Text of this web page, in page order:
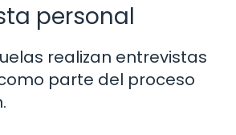
personal
realizan entrevistas
parte del proceso